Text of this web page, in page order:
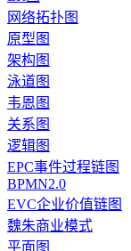
网络拓扑图
原型图
架构图
泳道图
韦恩图
关系图
逻辑图
EPC事件过程链图
BPMN2.0
EVC企业价值链图
魏朱商业模式
平面图